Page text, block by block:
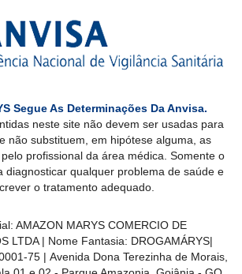
Segue As Determinações Da Anvisa.
neste site não devem ser usadas para
não substituem, em hipótese alguma, as
profissional da área médica. Somente o
diagnosticar qualquer problema de saúde e
o tratamento adequado.
AMAZON MARYS COMERCIO DE
LTDA | Nome Fantasia: DROGAMÁRYS|
75 | Avenida Dona Terezinha de Morais,